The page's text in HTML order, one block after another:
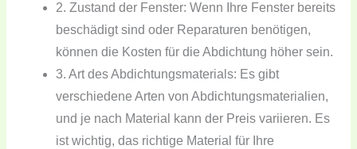
2. Zustand der Fenster: Wenn Ihre Fenster bereits
beschädigt sind oder Reparaturen benötigen,
können die Kosten für die Abdichtung höher sein.
3. Art des Abdichtungsmaterials: Es gibt
verschiedene Arten von Abdichtungsmaterialien,
und je nach Material kann der Preis variieren. Es
ist wichtig, das richtige Material für Ihre